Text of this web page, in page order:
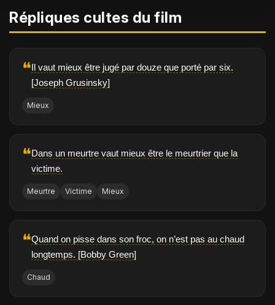
Répliques cultes du film
❝Il vaut mieux être jugé par douze que porté par six.
[Joseph Grusinsky]
Mieux
❝Dans un meurtre vaut mieux être le meurtrier que la
victime.
Meurtre Victime Mieux
❝Quand on pisse dans son froc, on n’est pas au chaud
longtemps. [Bobby Green]
Chaud